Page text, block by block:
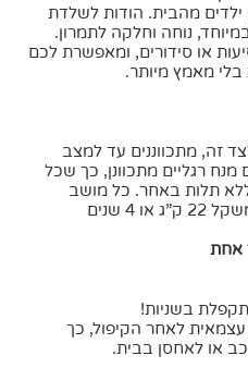
ילדים מהבית. הודות לשלדת
נוחה וחלקה לתמרון.
או סידורים, ומאפשרת לכם
בלי מאמץ מיותר.
זה, מתכווננים עד למצב
רגליים מתכוונן, כך שכל
ללא תלות באחר. כל מושב
מותאם מגיל לידה ועד למשקל 22 ק”ג או 4 שנים
אחת
בשניות!
לאחר הקיפול, כך
או לאחסן בבית.